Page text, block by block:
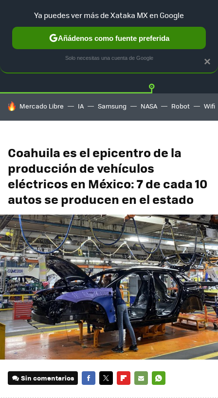
TESLA UBER AUTO ELECTRICO Twitter
HOY SE HABLA DE
Mercado Libre IA Samsung NASA Robot Wifi
Coahuila es el epicentro de la
producción de vehículos
eléctricos en México: 7 de cada 10
autos se producen en el estado
Sin comentarios
×
Ya puedes ver más de Xataka MX en Google
Añádenos como fuente preferida
Solo necesitas una cuenta de Google